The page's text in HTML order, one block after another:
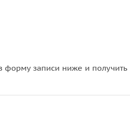
форму записи ниже и получить